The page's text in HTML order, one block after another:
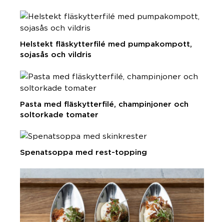
Helstekt fläskytterfilé med pumpakompott,
sojasås och vildris
Pasta med fläskytterfilé, champinjoner och
soltorkade tomater
Spenatsoppa med rest-topping